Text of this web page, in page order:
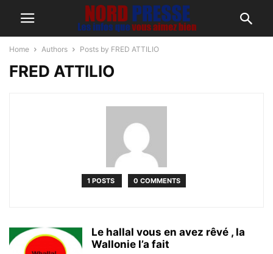
Home Authors Posts by FRED ATTILIO
FRED ATTILIO
1 POSTS 0 COMMENTS
Le hallal vous en avez rêvé , la
Wallonie l’a fait